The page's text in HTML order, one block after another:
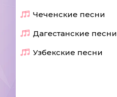
Чеченские песни
Дагестанские песни
Узбекские песни